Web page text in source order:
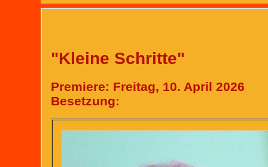
"Kleine Schritte"
Premiere: Freitag, 10. April 2026
Besetzung: